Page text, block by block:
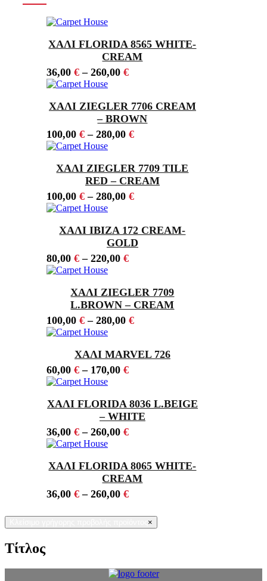
ΧΑΛΙ FLORIDA 8565 WHITE-
CREAM
36,00 €– 260,00 €
ΧΑΛΙ ZIEGLER 7706 CREAM
– BROWN
100,00 €– 280,00 €
ΧΑΛΙ ZIEGLER 7709 TILE
RED – CREAM
100,00 €– 280,00 €
ΧΑΛΙ IBIZA 172 CREAM-
GOLD
80,00 €– 220,00 €
ΧΑΛΙ ZIEGLER 7709
L.BROWN – CREAM
100,00 €– 280,00 €
ΧΑΛΙ MARVEL 726
60,00 €– 170,00 €
ΧΑΛΙ FLORIDA 8036 L.BEIGE
– WHITE
36,00 €– 260,00 €
ΧΑΛΙ FLORIDA 8065 WHITE-
CREAM
36,00 €– 260,00 €
×
Τίτλος